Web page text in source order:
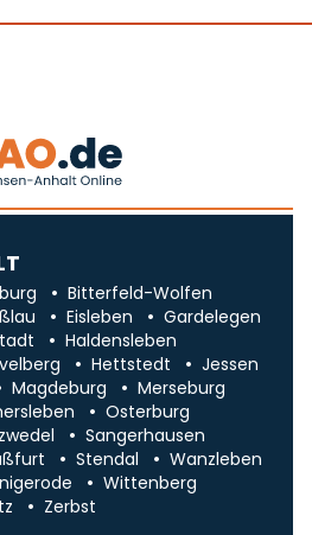
Bitterfeld-Wolfen
Eisleben
Gardelegen
Haldensleben
Hettstedt
Jessen
Magdeburg
Merseburg
Osterburg
Sangerhausen
Stendal
Wanzleben
Wittenberg
Zerbst